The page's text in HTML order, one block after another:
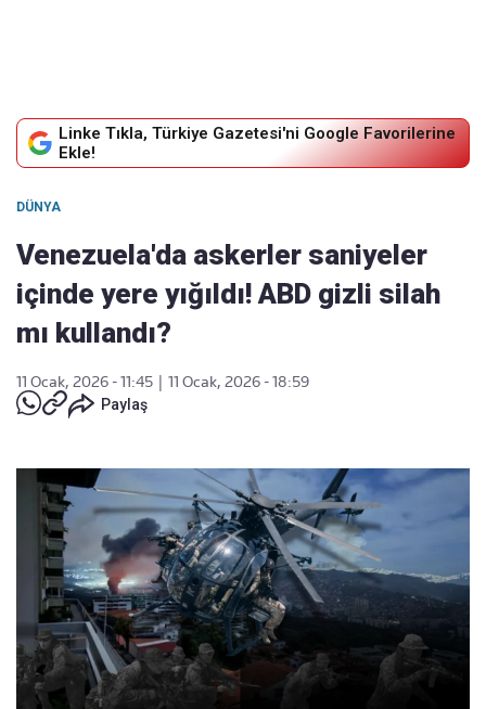
Linke Tıkla, Türkiye Gazetesi'ni Google Favorilerine
Ekle!
DÜNYA
Venezuela'da askerler saniyeler
içinde yere yığıldı! ABD gizli silah
mı kullandı?
11 Ocak, 2026 - 11:45
11 Ocak, 2026 - 18:59
Paylaş